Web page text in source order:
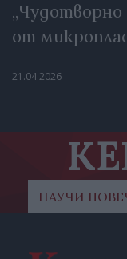
от
21.04.2026
НАУЧИ